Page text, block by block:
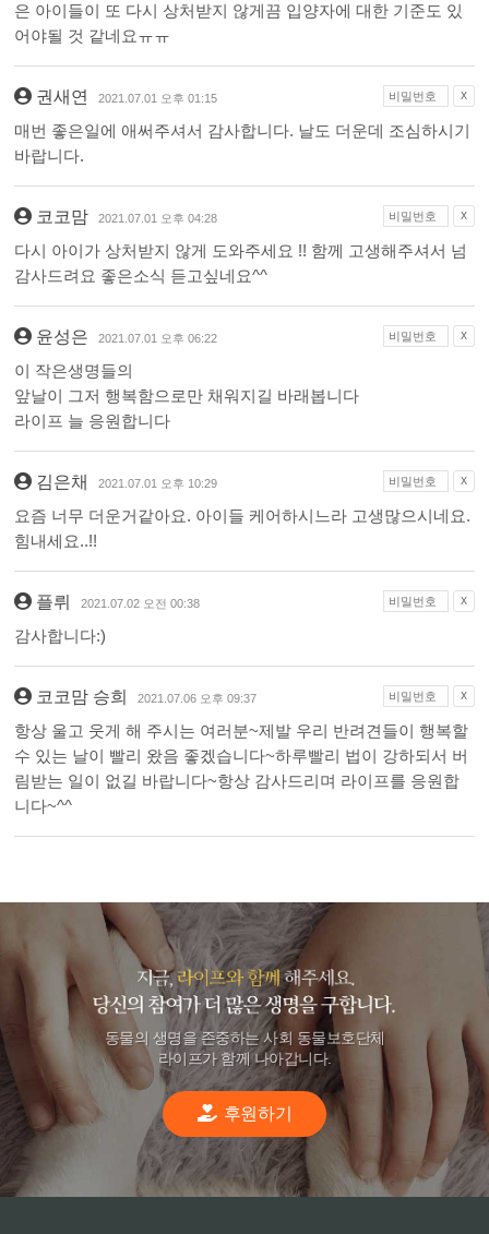
은 아이들이 또 다시 상처받지 않게끔 입양자에 대한 기준도 있
어야될 것 같네요ㅠㅠ
권새연 2021.07.01 오후 01:15 X
매번 좋은일에 애써주셔서 감사합니다. 날도 더운데 조심하시기
바랍니다.
코코맘 2021.07.01 오후 04:28 X
다시 아이가 상처받지 않게 도와주세요 !! 함께 고생해주셔서 넘
감사드려요 좋은소식 듣고싶네요^^
윤성은 2021.07.01 오후 06:22 X
이 작은생명들의
앞날이 그저 행복함으로만 채워지길 바래봅니다
라이프 늘 응원합니다
김은채 2021.07.01 오후 10:29 X
요즘 너무 더운거같아요. 아이들 케어하시느라 고생많으시네요.
힘내세요..!!
플뤼 2021.07.02 오전 00:38 X
감사합니다:)
코코맘 승희 2021.07.06 오후 09:37 X
항상 울고 웃게 해 주시는 여러분~제발 우리 반려견들이 행복할
수 있는 날이 빨리 왔음 좋겠습니다~하루빨리 법이 강하되서 버
림받는 일이 없길 바랍니다~항상 감사드리며 라이프를 응원합
니다~^^
동물의 생명을 존중하는 사회 동물보호단체
라이프가 함께 나아갑니다.
후원하기